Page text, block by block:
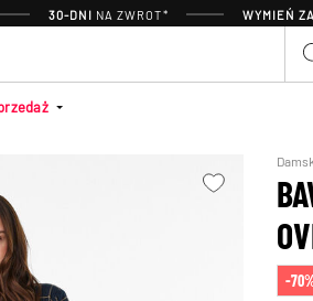
30-DNI NA ZWROT* WYMIEŃ
-